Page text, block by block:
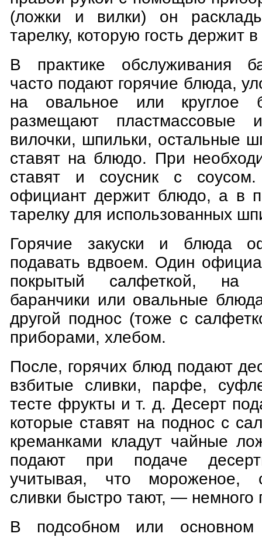
(ложки и вилки) он
тарелку, которую гость держит в
В практике обслуживания
часто подают горячие блюда,
на овальное или круглое
размещают пластмассовые
вилочки, шпильки, остальные
ставят на блюдо. При
ставят и соусник с
официант держит блюдо, а в
тарелку для использованных
Горячие закуски и блюда
подавать вдвоем. Один
покрытый салфеткой, на
баранчики или овальные
другой поднос (тоже с
приборами, хлебом.
После, горячих блюд подают
взбитые сливки, парфе,
тесте фрукты и т. д. Десерт
которые ставят на поднос с
креманками кладут чайные
подают при подаче
учитывая, что мороженое,
сливки быстро тают, — немного
В подсобном или